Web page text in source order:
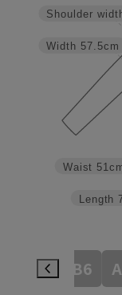
Length
Waist
Width 57.5cm
Shoulder
AB6